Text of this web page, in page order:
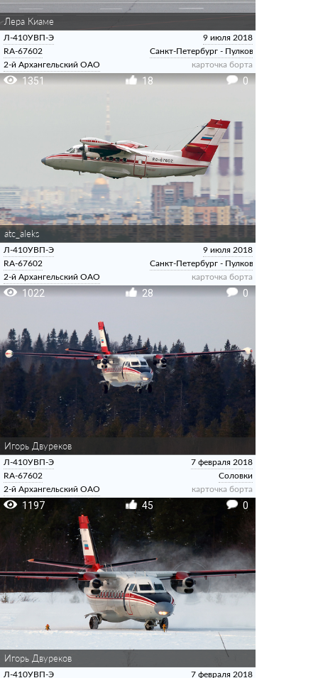
Лера Киаме
Л-410УВП-Э
RA-67602
2-й Архангельский ОАО
9 июля 2018
Санкт-Петербург - Пулково
карточка борта
1351 18 0
atc_aleks
Л-410УВП-Э
RA-67602
2-й Архангельский ОАО
9 июля 2018
Санкт-Петербург - Пулково
карточка борта
1022 28 0
Игорь Двуреков
Л-410УВП-Э
RA-67602
2-й Архангельский ОАО
7 февраля 2018
Соловки
карточка борта
1197 45 0
Игорь Двуреков
Л-410УВП-Э 7 февраля 2018